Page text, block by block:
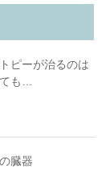
ピーが治るのは
も…
臓器